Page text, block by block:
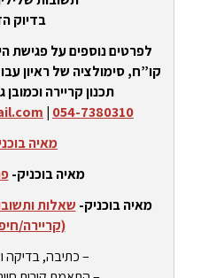
בדיוק
לפרטים נוספים על פגישת
קו”ח, סימולציה של ראיון
תכנון קריירה
054-7380310
|
מאיה
מאיה בוכניק-
מאיה בוכניק- שאלות
(קריירה/
– כתיבה, בדיקה